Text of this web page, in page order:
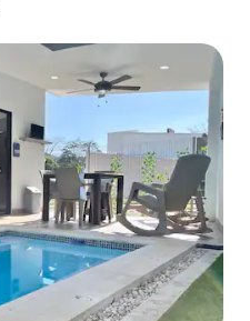
hóspedes